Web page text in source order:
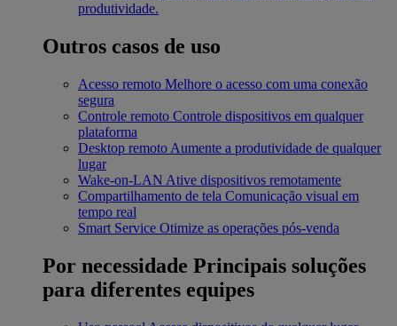
produtividade.
Outros casos de uso
Acesso remoto Melhore o acesso com uma conexão
segura
Controle remoto Controle dispositivos em qualquer
plataforma
Desktop remoto Aumente a produtividade de qualquer
lugar
Wake-on-LAN Ative dispositivos remotamente
Compartilhamento de tela Comunicação visual em
tempo real
Smart Service Otimize as operações pós-venda
Por necessidade Principais soluções
para diferentes equipes